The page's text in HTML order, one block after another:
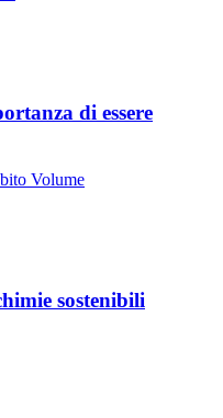
di essere
sostenibili